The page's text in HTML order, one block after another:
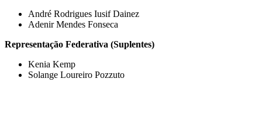
André Rodrigues Iusif Dainez
Adenir Mendes Fonseca
Representação Federativa (Suplentes)
Kenia Kemp
Solange Loureiro Pozzuto